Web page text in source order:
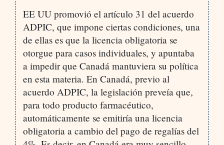
EE UU promovió el artículo 31 del acuerdo
ADPIC, que impone ciertas condiciones, una
de ellas es que la licencia obligatoria se
otorgue para casos individuales, y apuntaba
a impedir que Canadá mantuviera su política
en esta materia. En Canadá, previo al
acuerdo ADPIC, la legislación preveía que,
para todo producto farmacéutico,
automáticamente se emitiría una licencia
obligatoria a cambio del pago de regalías del